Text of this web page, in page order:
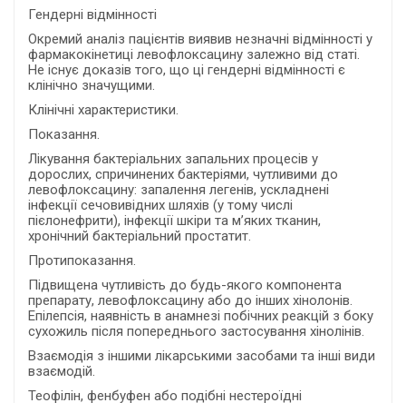
Гендерні відмінності
Окремий аналіз пацієнтів виявив незначні відмінності у
фармакокінетиці левофлоксацину залежно від статі.
Не існує доказів того, що ці гендерні відмінності є
клінічно значущими.
Клінічні характеристики.
Показання.
Лікування бактеріальних запальних процесів у
дорослих, спричинених бактеріями, чутливими до
левофлоксацину: запалення легенів, ускладнені
інфекції сечовивідних шляхів (у тому числі
пієлонефрити), інфекції шкіри та м’яких тканин,
хронічний бактеріальний простатит.
Протипоказання.
Підвищена чутливість до будь-якого компонента
препарату, левофлоксацину або до інших хінолонів.
Епілепсія, наявність в анамнезі побічних реакцій з боку
сухожиль після попереднього застосування хінолінів.
Взаємодія з іншими лікарськими засобами та інші види
взаємодій.
Теофілін, фенбуфен або подібні нестероїдні